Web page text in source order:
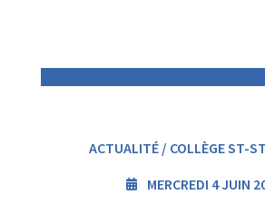
ACTUALITÉ / COLLÈGE ST-
MERCREDI 4 JUIN